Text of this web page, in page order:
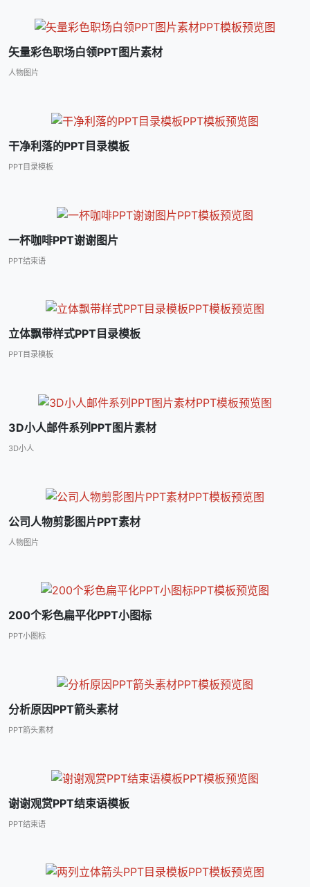
矢量彩色职场白领PPT图片素材
人物图片
干净利落的PPT目录模板
PPT目录模板
一杯咖啡PPT谢谢图片
PPT结束语
立体飘带样式PPT目录模板
PPT目录模板
3D小人邮件系列PPT图片素材
3D小人
公司人物剪影图片PPT素材
人物图片
200个彩色扁平化PPT小图标
PPT小图标
分析原因PPT箭头素材
PPT箭头素材
谢谢观赏PPT结束语模板
PPT结束语